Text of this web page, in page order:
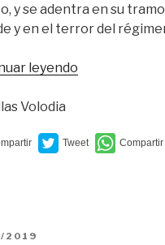
y se adentra en su
y en el terror del
leyendo
Volodia
2019